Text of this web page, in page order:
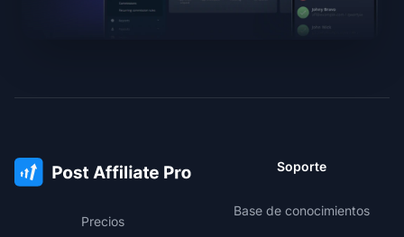
Precios
Soporte
Base de conocimientos